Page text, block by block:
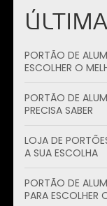
PORTÃO DE ALUMÍNIO SIMPLES: GUIA COMPLETO PARA
ESCOLHER O
PORTÃO DE ALUMÍNIO SIMPLES: TUDO QUE VOCÊ
PRECISA SABER
LOJA DE PORTÕES DE ALUMÍNIO: GUIA COMPLETO PARA
A SUA ESCOLHA
PORTÃO DE ALUMÍNIO ELETRÔNICO: GUIA COMPLETO
PARA ESCOLHER